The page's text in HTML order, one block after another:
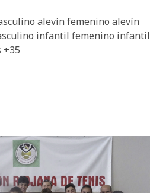
alevín femenino alevín
infantil femenino infantil
+35